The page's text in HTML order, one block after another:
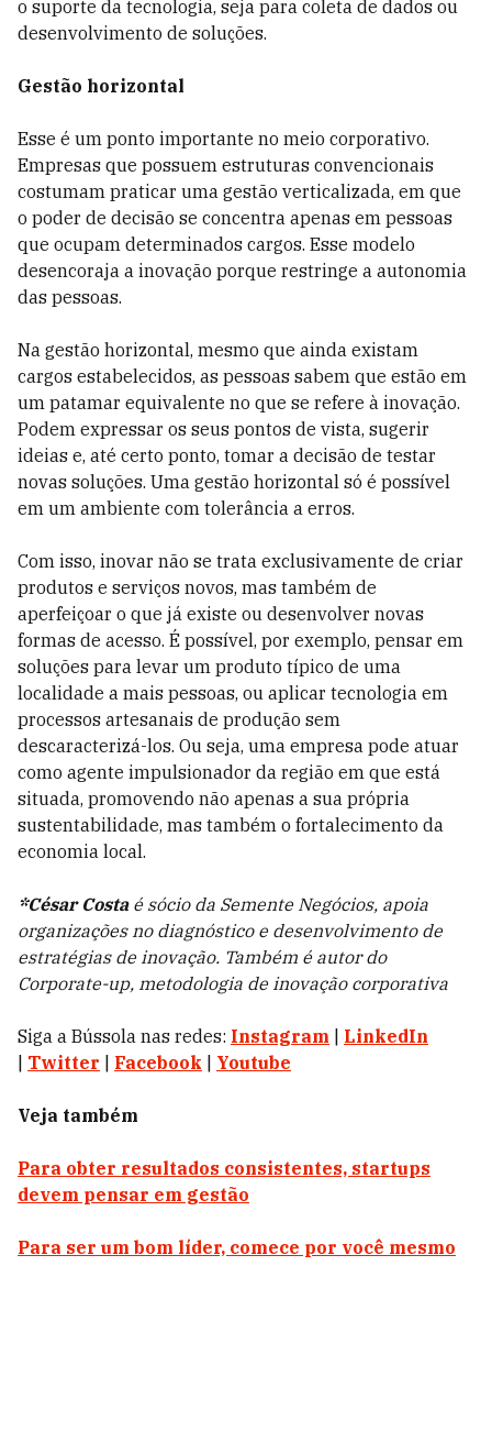
o suporte da tecnologia, seja para coleta de dados ou
desenvolvimento de soluções.
Gestão horizontal
Esse é um ponto importante no meio corporativo.
Empresas que possuem estruturas convencionais
costumam praticar uma gestão verticalizada, em que
o poder de decisão se concentra apenas em pessoas
que ocupam determinados cargos. Esse modelo
desencoraja a inovação porque restringe a autonomia
das pessoas.
Na gestão horizontal, mesmo que ainda existam
cargos estabelecidos, as pessoas sabem que estão em
um patamar equivalente no que se refere à inovação.
Podem expressar os seus pontos de vista, sugerir
ideias e, até certo ponto, tomar a decisão de testar
novas soluções. Uma gestão horizontal só é possível
em um ambiente com tolerância a erros.
Com isso, inovar não se trata exclusivamente de criar
produtos e serviços novos, mas também de
aperfeiçoar o que já existe ou desenvolver novas
formas de acesso. É possível, por exemplo, pensar em
soluções para levar um produto típico de uma
localidade a mais pessoas, ou aplicar tecnologia em
processos artesanais de produção sem
descaracterizá-los. Ou seja, uma empresa pode atuar
como agente impulsionador da região em que está
situada, promovendo não apenas a sua própria
sustentabilidade, mas também o fortalecimento da
economia local.
*César Costaé sócio da Semente Negócios, apoia
organizações no diagnóstico e desenvolvimento de
estratégias de inovação. Também é autor do
Corporate-up, metodologia de inovação corporativa
Siga a Bússola nas redes: Instagram
LinkedIn
Twitter Facebook Youtube
Veja também
Para obter resultados consistentes, startups
devem pensar em gestão
Para ser um bom líder, comece por você mesmo